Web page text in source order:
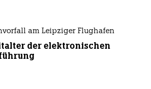
am Leipziger Flughafen
der elektronischen